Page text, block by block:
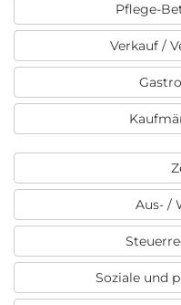
Pflege-
Verkauf /
Aus- /
Soziale und